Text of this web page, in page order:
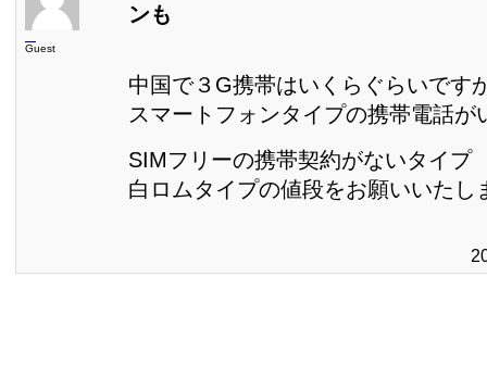
Guest
ンも
中国で３G携帯はいくらぐらいです
スマートフォンタイプの携帯電話が
SIMフリーの携帯契約がないタイプ
白ロムタイプの値段をお願いいたし